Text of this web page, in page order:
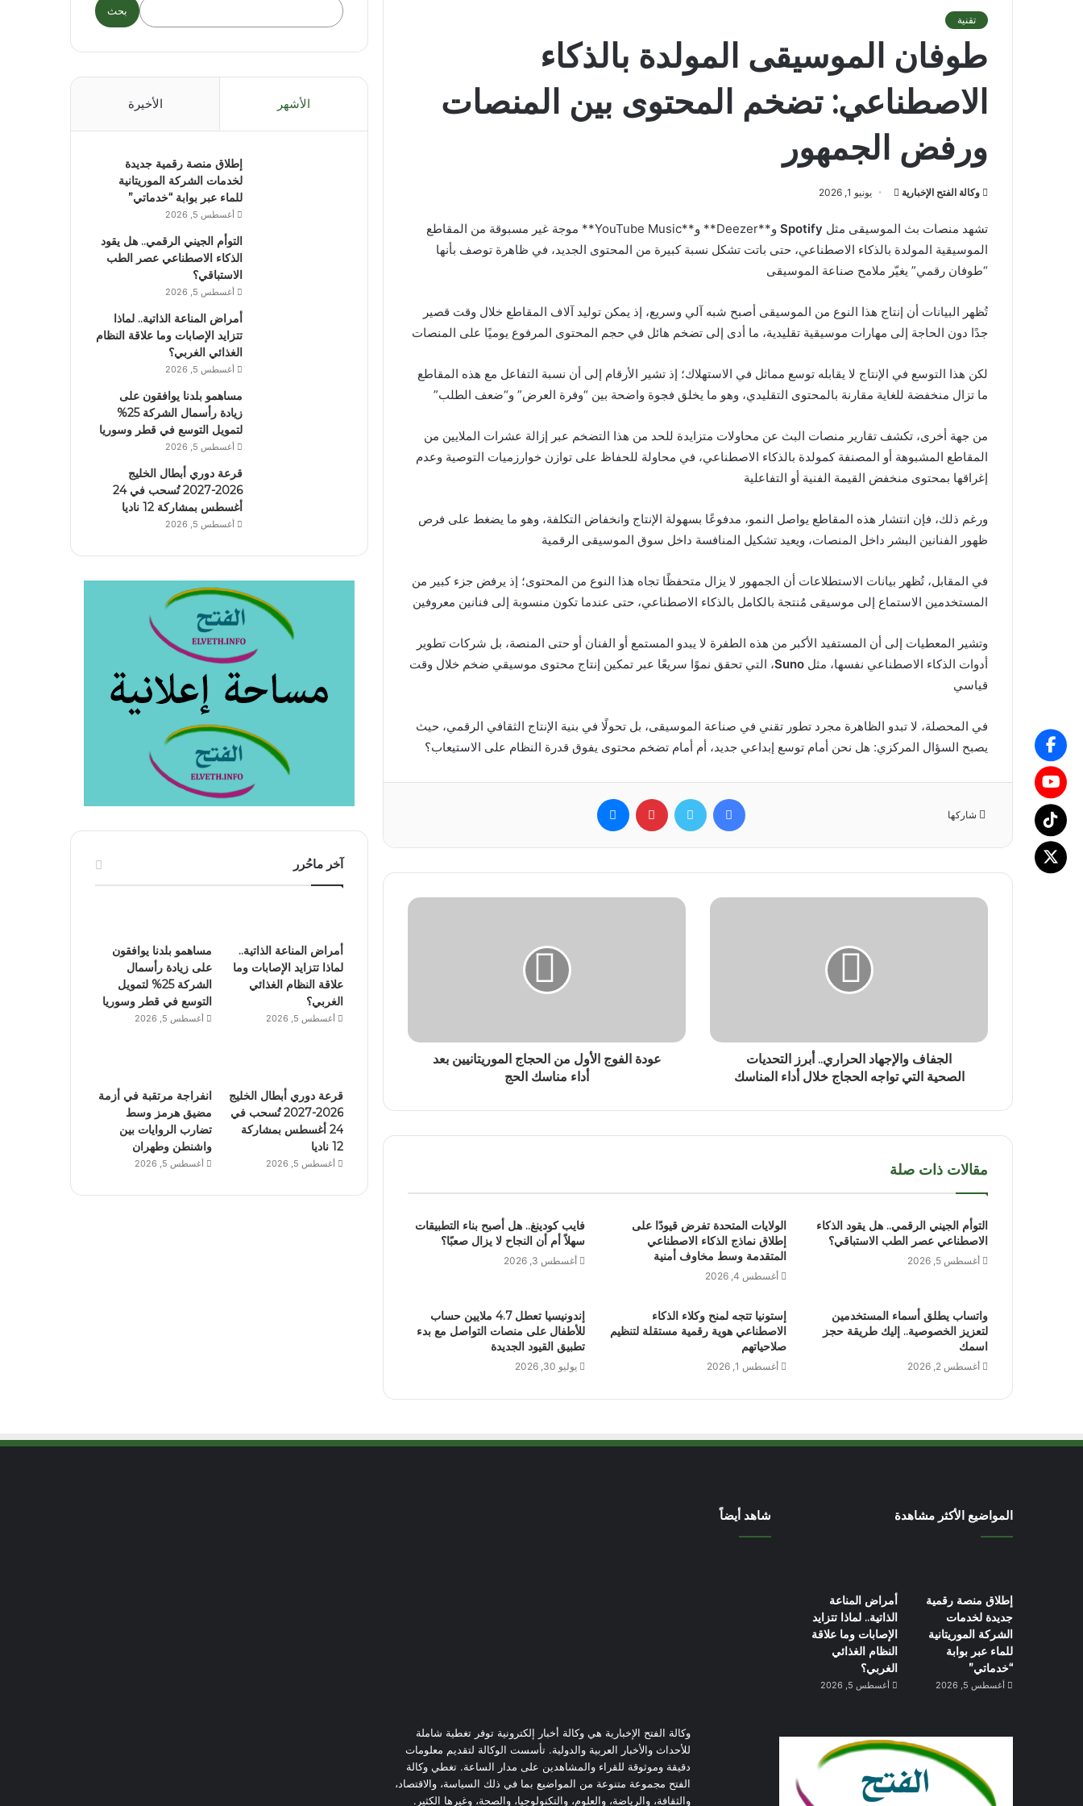
تقنية
طوفان الموسيقى المولدة بالذكاء
الاصطناعي: تضخم المحتوى بين المنصات
ورفض الجمهور
وكالة الفتح الإخبارية
أرسل
إلكترونيا
يونيو 1, 2026
تشهد منصات بث الموسيقى مثل Spotify
و**Deezer** و**YouTube Music** موجة غير مسبوقة من المقاطع
الموسيقية المولدة بالذكاء الاصطناعي، حتى باتت تشكل نسبة كبيرة من المحتوى الجديد، في ظاهرة توصف بأنها
“طوفان رقمي” يغيّر ملامح صناعة الموسيقى
تُظهر البيانات أن إنتاج هذا النوع من الموسيقى أصبح شبه آلي وسريع، إذ يمكن توليد آلاف المقاطع خلال وقت قصير
جدًا دون الحاجة إلى مهارات موسيقية تقليدية، ما أدى إلى تضخم هائل في حجم المحتوى المرفوع يوميًا على المنصات
لكن هذا التوسع في الإنتاج لا يقابله توسع مماثل في الاستهلاك؛ إذ تشير الأرقام إلى أن نسبة التفاعل مع هذه المقاطع
ما تزال منخفضة للغاية مقارنة بالمحتوى التقليدي، وهو ما يخلق فجوة واضحة بين “وفرة العرض” و“ضعف الطلب”
من جهة أخرى، تكشف تقارير منصات البث عن محاولات متزايدة للحد من هذا التضخم عبر إزالة عشرات الملايين من
المقاطع المشبوهة أو المصنفة كمولدة بالذكاء الاصطناعي، في محاولة للحفاظ على توازن خوارزميات التوصية وعدم
إغراقها بمحتوى منخفض القيمة الفنية أو التفاعلية
ورغم ذلك، فإن انتشار هذه المقاطع يواصل النمو، مدفوعًا بسهولة الإنتاج وانخفاض التكلفة، وهو ما يضغط على فرص
ظهور الفنانين البشر داخل المنصات، ويعيد تشكيل المنافسة داخل سوق الموسيقى الرقمية
في المقابل، تُظهر بيانات الاستطلاعات أن الجمهور لا يزال متحفظًا تجاه هذا النوع من المحتوى؛ إذ يرفض جزء كبير من
المستخدمين الاستماع إلى موسيقى مُنتجة بالكامل بالذكاء الاصطناعي، حتى عندما تكون منسوبة إلى فنانين معروفين
وتشير المعطيات إلى أن المستفيد الأكبر من هذه الطفرة لا يبدو المستمع أو الفنان أو حتى المنصة، بل شركات تطوير
أدوات الذكاء الاصطناعي نفسها، مثل Suno، التي تحقق نموًا سريعًا عبر تمكين إنتاج محتوى موسيقي ضخم خلال وقت
قياسي
في المحصلة، لا تبدو الظاهرة مجرد تطور تقني في صناعة الموسيقى، بل تحولًا في بنية الإنتاج الثقافي الرقمي، حيث
يصبح السؤال المركزي: هل نحن أمام توسع إبداعي جديد، أم أمام تضخم محتوى يفوق قدرة النظام على الاستيعاب؟
شاركها
فيسبوك تويتر بينتيريست
الجفاف والإجهاد الحراري.. أبرز التحديات
الصحية التي تواجه الحجاج خلال أداء المناسك
عودة الفوج الأول من الحجاج الموريتانيين بعد
أداء مناسك الحج
مقالات ذات صلة
التوأم الجيني الرقمي.. هل يقود الذكاء
الاصطناعي عصر الطب الاستباقي؟
أغسطس 5, 2026
الولايات المتحدة تفرض قيودًا على
إطلاق نماذج الذكاء الاصطناعي
المتقدمة وسط مخاوف أمنية
أغسطس 4, 2026
فايب كودينغ.. هل أصبح بناء التطبيقات
سهلاً أم أن النجاح لا يزال صعبًا؟
أغسطس 3, 2026
واتساب يطلق أسماء المستخدمين
لتعزيز الخصوصية.. إليك طريقة حجز
اسمك
أغسطس 2, 2026
إستونيا تتجه لمنح وكلاء الذكاء
الاصطناعي هوية رقمية مستقلة لتنظيم
صلاحياتهم
أغسطس 1, 2026
إندونيسيا تعطل 4.7 ملايين حساب
للأطفال على منصات التواصل مع بدء
تطبيق القيود الجديدة
يوليو 30, 2026
بحث
الأشهر الأخيرة
إطلاق منصة رقمية جديدة
لخدمات الشركة الموريتانية
للماء عبر بوابة “خدماتي”
أغسطس 5, 2026
التوأم الجيني الرقمي.. هل يقود
الذكاء الاصطناعي عصر الطب
الاستباقي؟
أغسطس 5, 2026
أمراض المناعة الذاتية.. لماذا
تتزايد الإصابات وما علاقة النظام
الغذائي الغربي؟
أغسطس 5, 2026
مساهمو بلدنا يوافقون على
زيادة رأسمال الشركة 25%
لتمويل التوسع في قطر وسوريا
أغسطس 5, 2026
قرعة دوري أبطال الخليج
2026-2027 تُسحب في 24
أغسطس بمشاركة 12 ناديا
أغسطس 5, 2026
آخر ماحُرر
أمراض المناعة الذاتية..
لماذا تتزايد الإصابات وما
علاقة النظام الغذائي
الغربي؟
أغسطس 5, 2026
مساهمو بلدنا يوافقون
على زيادة رأسمال
الشركة 25% لتمويل
التوسع في قطر وسوريا
أغسطس 5, 2026
قرعة دوري أبطال الخليج
2026-2027 تُسحب في
24 أغسطس بمشاركة
12 ناديا
أغسطس 5, 2026
انفراجة مرتقبة في أزمة
مضيق هرمز وسط
تضارب الروايات بين
واشنطن وطهران
أغسطس 5, 2026
المواضيع الأكثر مشاهدة
إطلاق منصة رقمية
جديدة لخدمات
الشركة الموريتانية
للماء عبر بوابة
“خدماتي”
أغسطس 5, 2026
أمراض المناعة
الذاتية.. لماذا تتزايد
الإصابات وما علاقة
النظام الغذائي
الغربي؟
أغسطس 5, 2026
شاهد أيضاً
وكالة الفتح الإخبارية هي وكالة أخبار إلكترونية توفر تغطية شاملة
للأحداث والأخبار العربية والدولية. تأسست الوكالة لتقديم معلومات
دقيقة وموثوقة للقراء والمشاهدين على مدار الساعة. تغطي وكالة
الفتح مجموعة متنوعة من المواضيع بما في ذلك السياسة، والاقتصاد،
والثقافة، والرياضة، والعلوم، والتكنولوجيا، والصحة، وغيرها الكثير.